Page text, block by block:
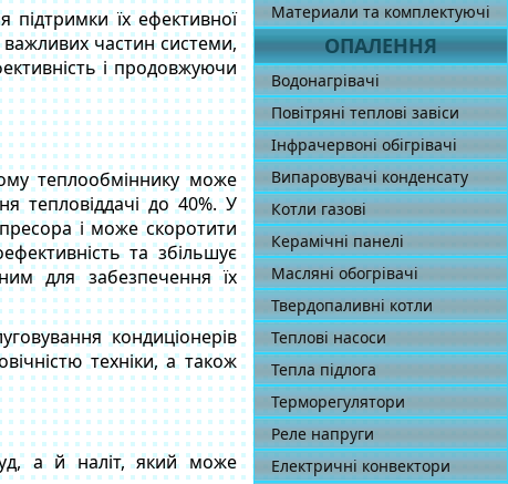
підтримки їх ефективної
частин системи,
і продовжуючи
теплообміннику може
тепловіддачі до 40%. У
і може скоротити
та збільшує
для забезпечення їх
кондиціонерів
техніки, а також
а й наліт, який може
Материали та комплектуючі
ОПАЛЕННЯ
Водонагрівачі
Повітряні теплові завіси
Інфрачервоні обігрівачі
Випаровувачі конденсату
Котли газові
Керамічні панелі
Масляні обогрівачі
Твердопаливні котли
Теплові насоси
Тепла підлога
Терморегулятори
Реле напруги
Електричні конвектори